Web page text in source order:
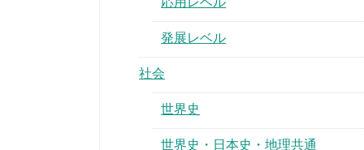
発展レベル
社会
世界史
世界史・日本史・地理共通